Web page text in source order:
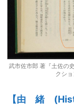
武市佐市郎 著『土佐の
クショ
【由 緒 (H